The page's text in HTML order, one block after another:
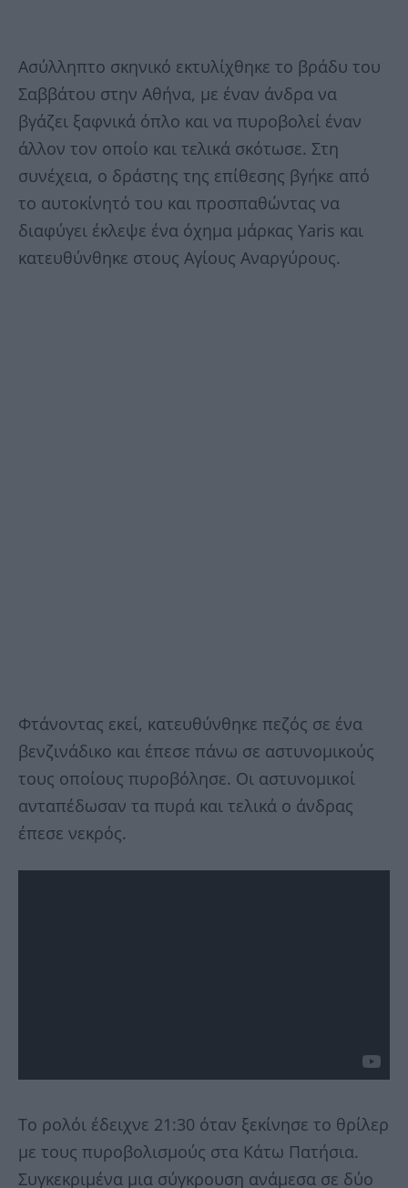
Ασύλληπτο σκηνικό εκτυλίχθηκε το βράδυ του
Σαββάτου στην Αθήνα, με έναν άνδρα να
βγάζει ξαφνικά όπλο και να πυροβολεί έναν
άλλον τον οποίο και τελικά σκότωσε. Στη
συνέχεια, ο δράστης της επίθεσης βγήκε από
το αυτοκίνητό του και προσπαθώντας να
διαφύγει έκλεψε ένα όχημα μάρκας Yaris και
κατευθύνθηκε στους Αγίους Αναργύρους.
Φτάνοντας εκεί, κατευθύνθηκε πεζός σε ένα
βενζινάδικο και έπεσε πάνω σε αστυνομικούς
τους οποίους πυροβόλησε. Οι αστυνομικοί
ανταπέδωσαν τα πυρά και τελικά ο άνδρας
έπεσε νεκρός.
Το ρολόι έδειχνε 21:30 όταν ξεκίνησε το θρίλερ
με τους πυροβολισμούς στα Κάτω Πατήσια.
Συγκεκριμένα μια σύγκρουση ανάμεσα σε δύο